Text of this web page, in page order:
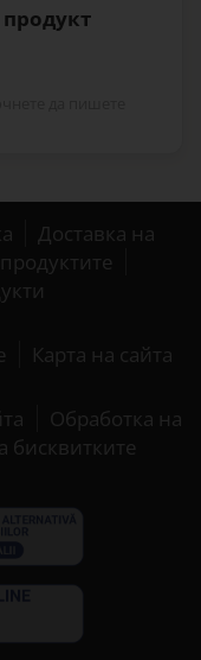
Доставка на
Карта на сайта
Обработка на
бисквитките